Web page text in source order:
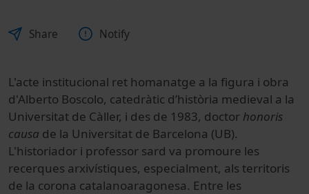
Share Notify
L'acte institucional ret homanatge a la figura i obra
d'Alberto Boscolo, catedràtic d’història medieval a la
Universitat de Càller, i des de 1983, doctor honoris
causa de la Universitat de Barcelona (UB).
L'historiador i professor sard va promoure les
recerques arxivístiques, especialment, als territoris
de la corona catalanoaragonesa. Entre les